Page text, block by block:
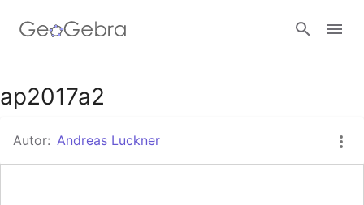
Google Classroom
GeoGebra Classroom
ap2017a2
Autor: Andreas Luckner